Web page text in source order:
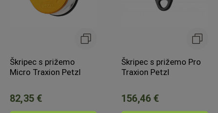
Škripec s prižemo
Micro Traxion Petzl
82,35 €
Škripec s prižemo Pro
Traxion Petzl
156,46 €